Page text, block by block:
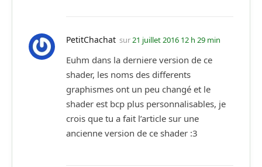
PetitChachat sur21 juillet 2016 12 h 29 min
Euhm dans la derniere version de ce
shader, les noms des differents
graphismes ont un peu changé et le
shader est bcp plus personnalisables, je
crois que tu a fait l’article sur une
ancienne version de ce shader :3